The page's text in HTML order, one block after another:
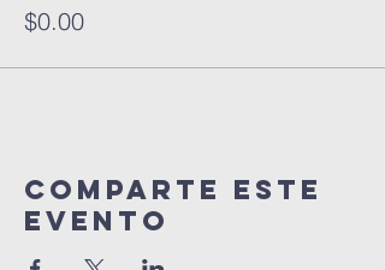
$0.00
Comparte este
Evento